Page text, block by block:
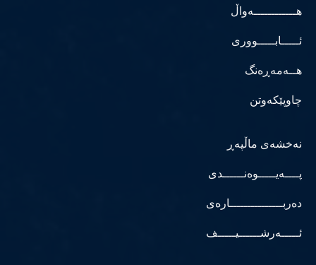
هــــــــــــەواڵ
ئـــــابـــــووری
هــەمەڕەنگ
چاوپێکەوتن
نەخشەی ماڵپەڕ
پــــەیـــــوەنــــــدی
دەربـــــــــــــــارەی
ئـــــەرشــــــیـــــف